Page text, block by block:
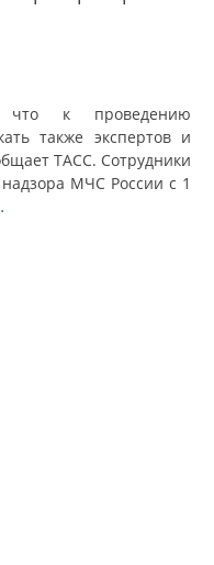
что к проведению
также экспертов и
ТАСС. Сотрудники
надзора МЧС России с 1